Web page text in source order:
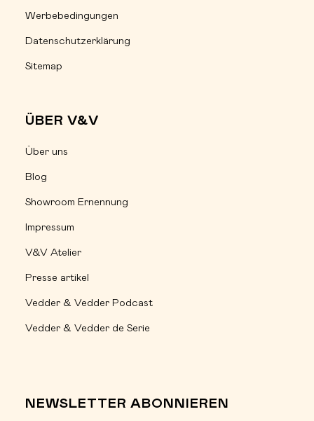
Werbebedingungen
Datenschutzerklärung
Sitemap
ÜBER V&V
Über uns
Blog
Showroom Ernennung
Impressum
V&V Atelier
Presse artikel
Vedder & Vedder Podcast
Vedder & Vedder de Serie
NEWSLETTER ABONNIEREN